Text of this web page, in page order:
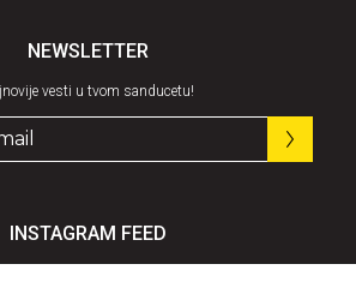
NEWSLETTER
vesti u tvom sanducetu!
INSTAGRAM FEED